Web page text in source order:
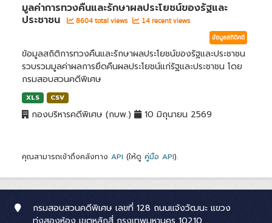
มูลค่าการทวงคืนและรักษาผลประโยชน์ของรัฐและ
ประชาชน
8604 total views 14 recent views
ข้อมูลสถิติคดี
ข้อมูลสถิติการทวงคืนและรักษาผลประโยชน์ของรัฐและประชาชน
รวบรวมมูลค่าผลการยึดคืนผลประโยชน์แก่รัฐและประชาชน โดย
กรมสอบสวนคดีพิเศษ
XLS CSV
กองบริหารคดีพิเศษ (กบพ.) 10 มิถุนายน 2569
คุณสามารถเข้าถึงคลังทาง API (ให้ดู คู่มือ API).
กรมสอบสวนคดีพิเศษ เลขที่ 128 ถนนแจ้งวัฒนะ แขวง